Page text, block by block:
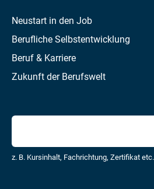
Neustart in den Job
Berufliche Selbstentwicklung
Beruf & Karriere
Zukunft der Berufswelt
z. B. Kursinhalt, Fachrichtung, Zertifikat etc.